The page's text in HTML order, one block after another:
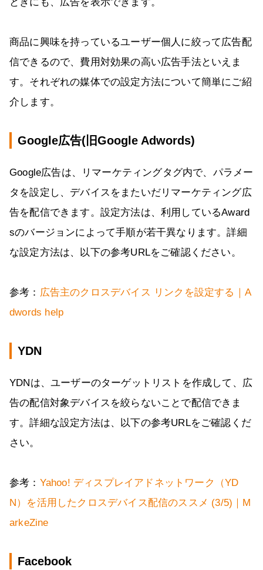
商品に興味を持っているユーザー個人に絞って広告配
信できるので、費用対効果の高い広告手法といえま
す。それぞれの媒体での設定方法について簡単にご紹
介します。
Google広告(旧Google Adwords)
Google広告は、リマーケティングタグ内で、パラメー
タを設定し、デバイスをまたいだリマーケティング広
告を配信できます。設定方法は、利用しているAward
sのバージョンによって手順が若干異なります。詳細
な設定方法は、以下の参考URLをご確認ください。
参考： 広告主のクロスデバイス リンクを設定する｜A
dwords help
YDN
YDNは、ユーザーのターゲットリストを作成して、広
告の配信対象デバイスを絞らないことで配信できま
す。詳細な設定方法は、以下の参考URLをご確認くだ
さい。
参考： Yahoo! ディスプレイアドネットワーク（YD
N）を活用したクロスデバイス配信のススメ (3/5)｜M
arkeZine
Facebook